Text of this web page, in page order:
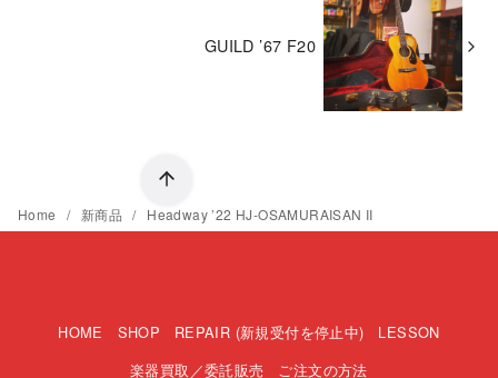
GUILD ’67 F20
Home 新商品 Headway ’22 HJ-OSAMURAISAN II
HOME SHOP REPAIR (新規受付を停止中)
LESSON
楽器買取／委託販売
ご注文の方法